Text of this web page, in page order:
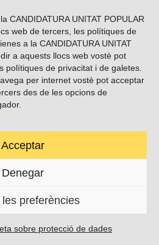
CANDIDATURA UNITAT POPULAR
web de tercers, les polítiques de
a la CANDIDATURA UNITAT
a aquests llocs web vostè pot
polítiques de privacitat i de galetes.
per internet vostè pot acceptar
des de les opcions de
Acceptar
Denegar
les preferències
sobre protecció de dades
ENVIAR
les xarxes socials
180 (baixos), Barcelona.
contacte@cup.cat